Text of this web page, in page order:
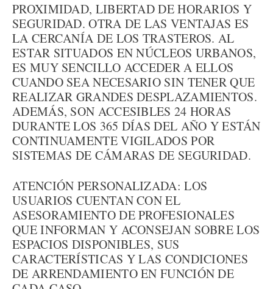
PROXIMIDAD, LIBERTAD DE HORARIOS Y
SEGURIDAD. OTRA DE LAS VENTAJAS ES
LA CERCANÍA DE LOS TRASTEROS. AL
ESTAR SITUADOS EN NÚCLEOS URBANOS,
ES MUY SENCILLO ACCEDER A ELLOS
CUANDO SEA NECESARIO SIN TENER QUE
REALIZAR GRANDES DESPLAZAMIENTOS.
ADEMÁS, SON ACCESIBLES 24 HORAS
DURANTE LOS 365 DÍAS DEL AÑO Y ESTÁN
CONTINUAMENTE VIGILADOS POR
SISTEMAS DE CÁMARAS DE SEGURIDAD.
ATENCIÓN PERSONALIZADA: LOS
USUARIOS CUENTAN CON EL
ASESORAMIENTO DE PROFESIONALES
QUE INFORMAN Y ACONSEJAN SOBRE LOS
ESPACIOS DISPONIBLES, SUS
CARACTERÍSTICAS Y LAS CONDICIONES
DE ARRENDAMIENTO EN FUNCIÓN DE